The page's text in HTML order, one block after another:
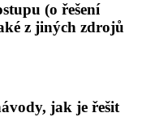
(o řešení
z jiných zdrojů
jak je řešit